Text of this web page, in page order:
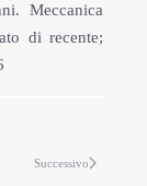
Meccanica
di recente;
Successivo